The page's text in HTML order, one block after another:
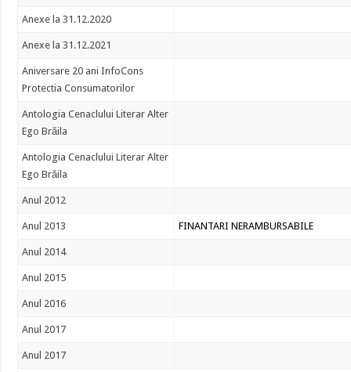
Anexe la 31.12.2020
Anexe la 31.12.2021
Aniversare 20 ani InfoCons
Protectia Consumatorilor
Antologia Cenaclului Literar Alter
Ego Brăila
Antologia Cenaclului Literar Alter
Ego Brăila
Anul 2012
Anul 2013 FINANTARI NERAMBURSABILE
Anul 2014
Anul 2015
Anul 2016
Anul 2017
Anul 2017